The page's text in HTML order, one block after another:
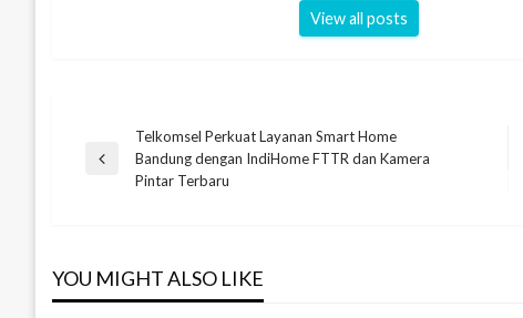
View all posts
Navigasi
Previous
Telkomsel Perkuat Layanan Smart Home
Bandung dengan IndiHome FTTR dan Kamera
Pintar Terbaru
YOU MIGHT ALSO LIKE